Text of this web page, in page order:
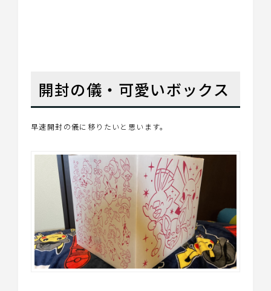
開封の儀・可愛いボックス
早速開封の儀に移りたいと思います。